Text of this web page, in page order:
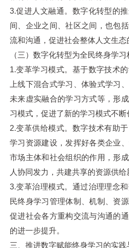
3.促进人文融通。数字化转型的
间、企业之间、社区之间，也包
流和沟通，促进社会整体人文生态
（三）数字化转型为全民终身学
1.变革学习模式。基于数字技术
上线下混合式学习、体验式学习
未来虚实融合的学习方式等，形
习模式，促进了新的学习模式不断
2.变革供给模式。数字技术有助
学习资源建设，发挥好各类企业
市场主体和社会组织的作用，形
人协同发力，共建共享的资源供给
3.变革治理模式。通过治理理念
民终身学习管理体制、机制、资
促进社会各方重构交流与沟通的
的进一步提升。
三、推进数字赋能终身学习的实践